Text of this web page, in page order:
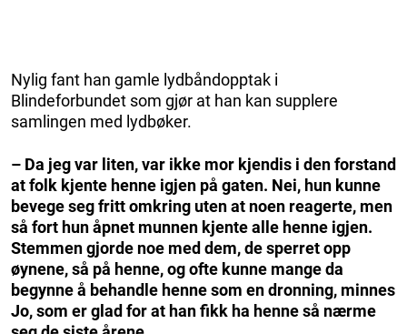
Nylig fant han gamle lydbåndopptak i
Blindeforbundet som gjør at han kan supplere
samlingen med lydbøker.
– Da jeg var liten, var ikke mor kjendis i den forstand
at folk kjente henne igjen på ­gaten. Nei, hun kunne
bevege seg fritt omkring uten at noen reagerte, men
så fort hun ­åpnet munnen kjente alle ­henne igjen.
Stemmen gjorde noe med dem, de sperret opp
øynene, så på henne, og ofte kunne mange da
begynne å behandle henne som en dronning, minnes
Jo, som er glad for at han fikk ha henne så nærme